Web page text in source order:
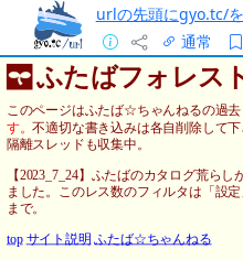
urlの先頭にgyo.tc/
通常